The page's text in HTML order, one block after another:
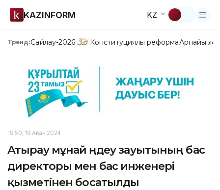
KAZINFORM KZ
Тренд:Сайлау-2026 Конституциялық реформаАрнайы
19:50, 19 Ақпан 2024
Атырау мұнай өңдеу зауытының бас
директоры мен бас инженері
қызметінен босатылды